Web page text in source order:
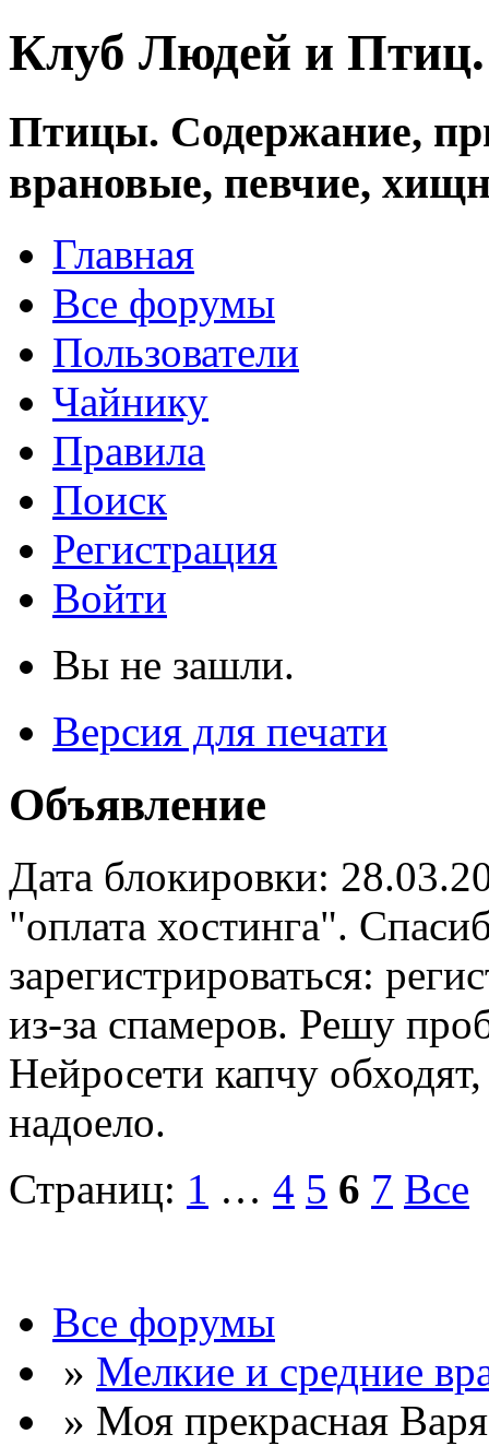
Клуб Людей и
Птицы. Содержание,
врановые, певчие,
Главная
Все форумы
Пользователи
Чайнику
Правила
Поиск
Регистрация
Войти
Вы не зашли.
Версия для печати
Объявление
Дата блокировки:
"оплата хостинга".
зарегистрироваться:
из-за спамеров. Решу
Нейросети капчу
надоело.
Страниц: 1 … 4 5 6 7 Все
Все форумы
» Мелкие и средние
» Моя прекрасная Варя